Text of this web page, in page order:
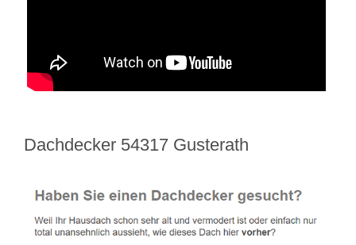
Dachdecker 54317 Gusterath